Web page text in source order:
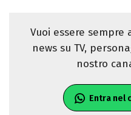
Vuoi essere
news su TV,
nostro
Entra nel